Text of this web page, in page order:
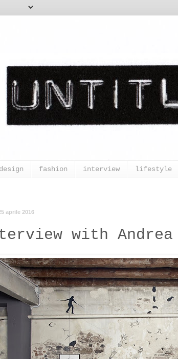
design fashion interview lifestyle
aprile 2016
with Andrea